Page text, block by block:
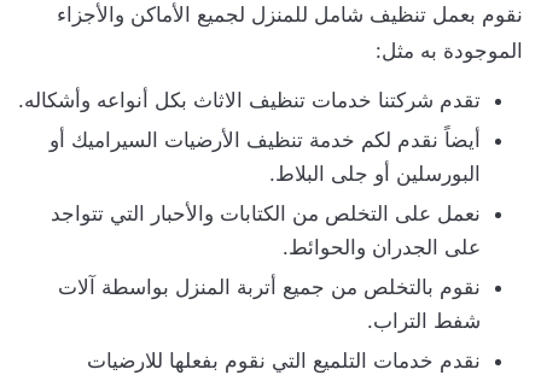
نقوم بعمل تنظيف شامل للمنزل لجميع الأماكن والأجزاء
الموجودة به مثل:
تقدم شركتنا خدمات تنظيف الاثاث بكل أنواعه وأشكاله.
أيضاً نقدم لكم خدمة تنظيف الأرضيات السيراميك أو
البورسلين أو جلى البلاط.
نعمل على التخلص من الكتابات والأحبار التي تتواجد
على الجدران والحوائط.
نقوم بالتخلص من جميع أتربة المنزل بواسطة آلات
شفط التراب.
نقدم خدمات التلميع التي نقوم بفعلها للارضيات